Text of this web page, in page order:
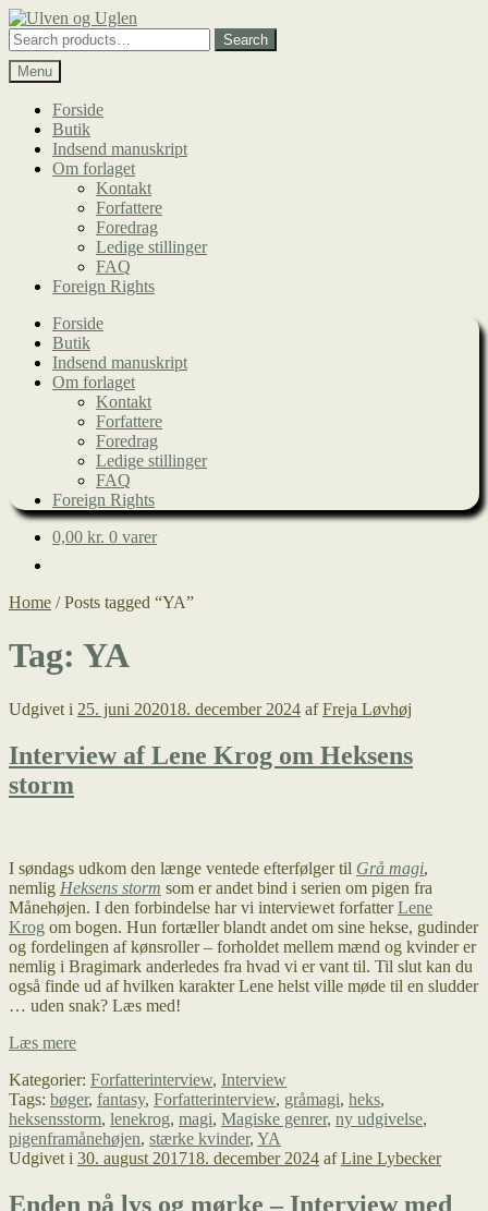
Spring
til
navigation
Spring
til
indhold
Search
for:
Search
Menu
Forside
Butik
Indsend manuskript
Om forlaget
Kontakt
Forfattere
Foredrag
Ledige stillinger
FAQ
Foreign Rights
Forside
Butik
Indsend manuskript
Om forlaget
Kontakt
Forfattere
Foredrag
Ledige stillinger
FAQ
Foreign Rights
0,00 kr. 0 varer
Home /Posts tagged “YA”
Tag: YA
Udgivet i 25. juni 202018. december 2024 afFreja Løvhøj
Interview af Lene Krog om Heksens
storm
I søndags udkom den længe ventede efterfølger til Grå magi,
nemlig Heksens storm som er andet bind i serien om pigen fra
Månehøjen. I den forbindelse har vi interviewet forfatterLene
Krog om bogen. Hun fortæller blandt andet om sine hekse, gudinder
og fordelingen af kønsroller – forholdet mellem mænd og kvinder er
nemlig i Bragimark anderledes fra hvad vi er vant til. Til slut kan du
også finde ud af hvilken karakter Lene helst ville møde til en sludder
… uden snak? Læs med!
Læs mereInterview
Lene
Krog
om
Heksens
storm
Kategorier: Forfatterinterview, Interview
Tags: bøger, fantasy, Forfatterinterview, gråmagi, heks,
heksensstorm, lenekrog, magi, Magiske genrer, ny udgivelse,
pigenframånehøjen, stærke kvinder, YA
Udgivet i 30. august 201718. december 2024 afLine Lybecker
Enden på lys og mørke – Interview med